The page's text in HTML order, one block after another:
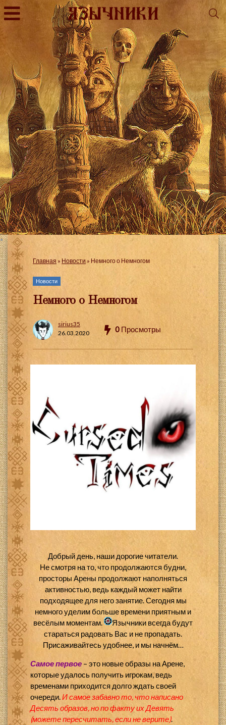
Главная » Новости » Немного о Немногом
Новости
Немного о Немногом
sirius35
26.03.2020
0 Просмотры
Добрый день, наши дорогие читатели.
Не смотря на то, что продолжаются будни,
просторы Арены продолжают наполняться
активностью, ведь каждый может найти
подходящее для него занятие. Сегодня мы
немного уделим больше времени приятным и
весёлым моментам.
Язычники всегда будут
стараться радовать Вас и не пропадать.
Присаживайтесь удобнее, и мы начнём…
Самое первое – это новые образы на Арене,
которые удалось получить игрокам, ведь
временами приходится долго ждать своей
очереди.И самое забавно то, что написано
Десять образов, но по факту их Девять
(можете пересчитать, если не верите).